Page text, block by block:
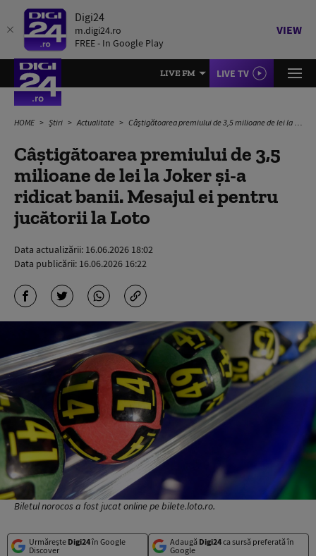
Digi24
m.digi24.ro
FREE - In Google Play
VIEW
LIVE FM LIVE TV
HOME Știri Actualitate Câștigătoarea premiului de 3,5 milioane de lei la Joker și-a ridicat banii. Mesajul ei pentru jucătorii la Loto
Câștigătoarea premiului de 3,5
milioane de lei la Joker și-a
ridicat banii. Mesajul ei pentru
jucătorii la Loto
Data actualizării: 16.06.2026 18:02
Data publicării: 16.06.2026 16:22
Biletul norocos a fost jucat online pe bilete.loto.ro.
Urmărește Digi24în Google
Discover
Adaugă Digi24ca sursă preferată în
Google